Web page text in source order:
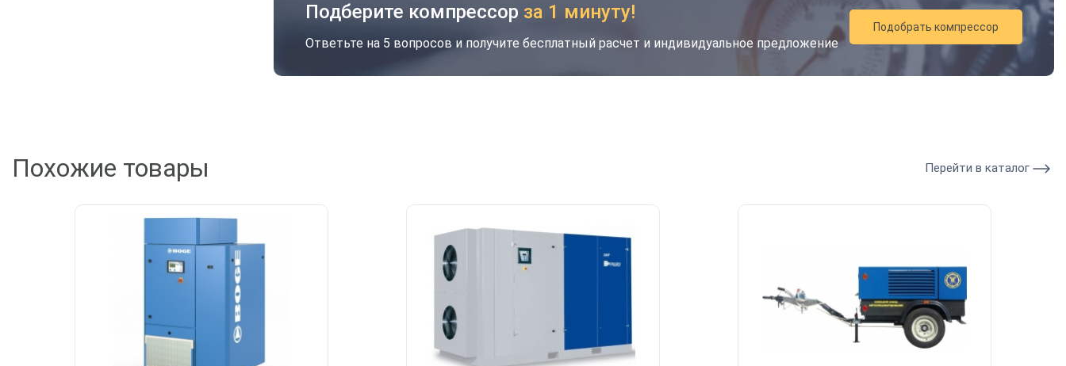
Подберите компрессор за 1 минуту!
Ответьте на 5 вопросов и получите бесплатный расчет и индивидуальное предложение
Подобрать компрессор
Похожие товары Перейти в каталог
145 122 ₽
7,5 кВт